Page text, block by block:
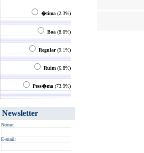
�tima (2.3%)
Boa (8.0%)
Regular(9.1%)
Ruim (6.8%)
Pess�ma (73.9%)
Newsletter
Nome:
E-mail: